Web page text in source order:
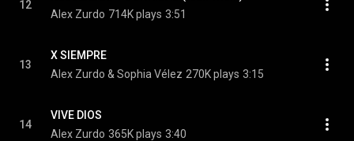
12
Alex Zurdo 714K plays 3:51
13
X SIEMPRE
Alex Zurdo & Sophia Vélez 270K plays 3:15
14
VIVE DIOS
Alex Zurdo 365K plays 3:40